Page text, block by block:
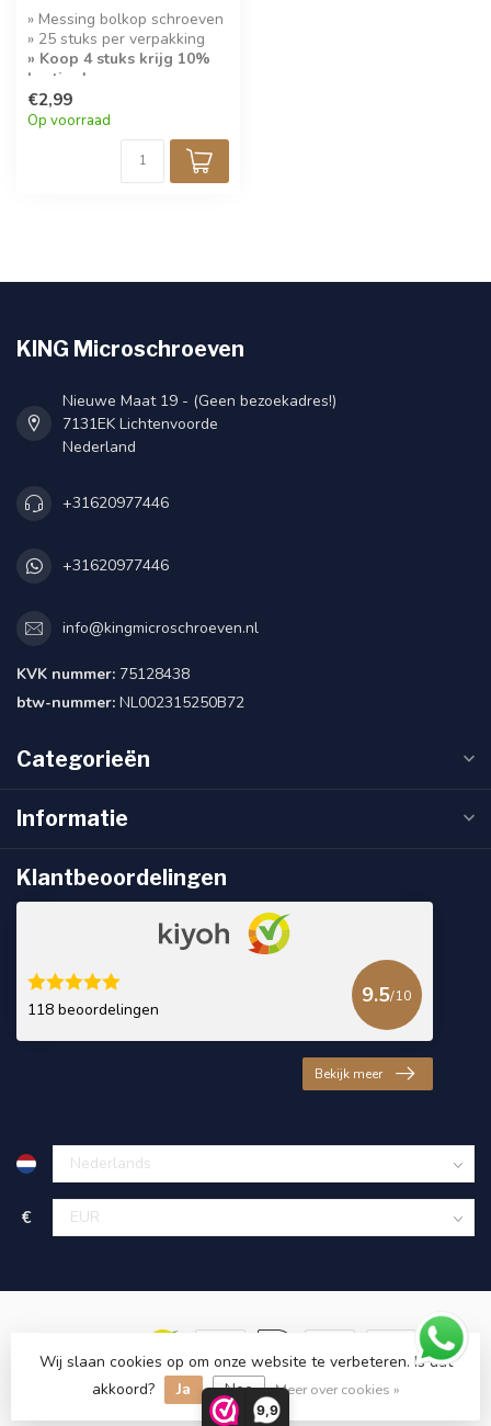
9,9
» Messing bolkop schroeven
» 25 stuks per verpakking
» Koop 4 stuks krijg 10%
korting!
€2,99
Op voorraad
KING Microschroeven
Nieuwe Maat 19 - (Geen bezoekadres!)
7131EK Lichtenvoorde
Nederland
+31620977446
+31620977446
info@kingmicroschroeven.nl
KVK nummer: 75128438
btw-nummer: NL002315250B72
Categorieën
Informatie
Klantbeoordelingen
118 beoordelingen
9.5/10
Bekijk meer
€
© Copyright 2026 KING Microschroeven
Wij slaan cookies op om onze website te verbeteren. Is dat
akkoord?
Ja Nee Meer over cookies »